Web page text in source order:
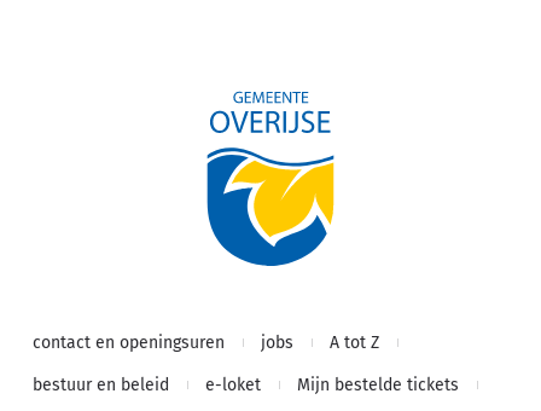
inhoud
contact en openingsuren jobs A tot Z
bestuur en beleid e-loket Mijn bestelde tickets